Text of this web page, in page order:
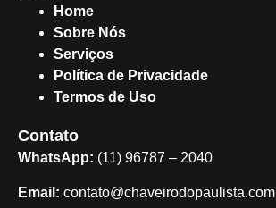
Home
Sobre Nós
Serviços
Política de Privacidade
Termos de Uso
Contato
WhatsApp: (11) 96787 – 2040
Email: contato@chaveirodopaulista.com